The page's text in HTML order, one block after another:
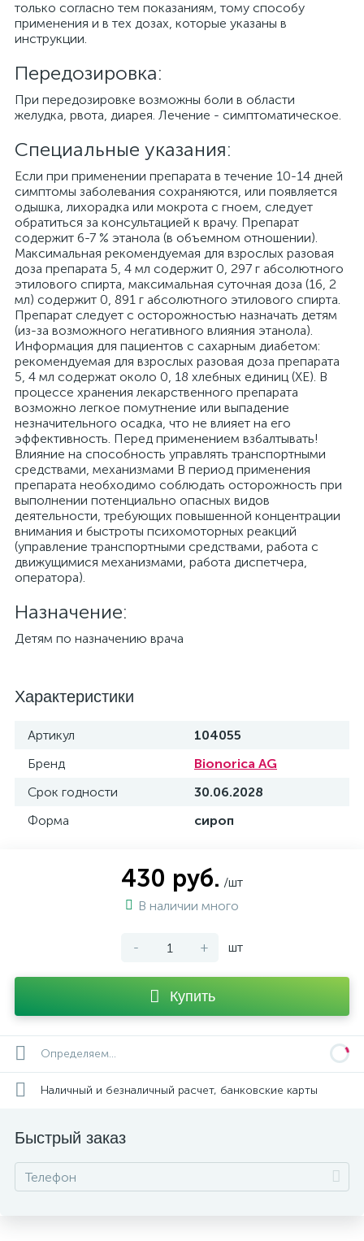
только согласно тем показаниям, тому способу
применения и в тех дозах, которые указаны в
инструкции.
Передозировка:
При передозировке возможны боли в области
желудка, рвота, диарея. Лечение - симптоматическое.
Специальные указания:
Если при применении препарата в течение 10-14 дней
симптомы заболевания сохраняются, или появляется
одышка, лихорадка или мокрота с гноем, следует
обратиться за консультацией к врачу. Препарат
содержит 6-7 % этанола (в объемном отношении).
Максимальная рекомендуемая для взрослых разовая
доза препарата 5, 4 мл содержит 0, 297 г абсолютного
этилового спирта, максимальная суточная доза (16, 2
мл) содержит 0, 891 г абсолютного этилового спирта.
Препарат следует с осторожностью назначать детям
(из-за возможного негативного влияния этанола).
Информация для пациентов с сахарным диабетом:
рекомендуемая для взрослых разовая доза препарата
5, 4 мл содержат около 0, 18 хлебных единиц (ХЕ). В
процессе хранения лекарственного препарата
возможно легкое помутнение или выпадение
незначительного осадка, что не влияет на его
эффективность. Перед применением взбалтывать!
Влияние на способность управлять транспортными
средствами, механизмами В период применения
препарата необходимо соблюдать осторожность при
выполнении потенциально опасных видов
деятельности, требующих повышенной концентрации
внимания и быстроты психомоторных реакций
(управление транспортными средствами, работа с
движущимися механизмами, работа диспетчера,
оператора).
Назначение:
Детям по назначению врача
Характеристики
Артикул 104055
Бренд Bionorica AG
Срок годности 30.06.2028
Форма сироп
430 руб. /шт
В наличии много
- + шт
Купить
Определяем...
Наличный и безналичный расчет, банковские карты
Быстрый заказ